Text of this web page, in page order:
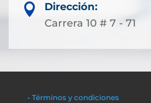

Dirección:
Carrera 10 # 7 - 71
• Términos y condiciones